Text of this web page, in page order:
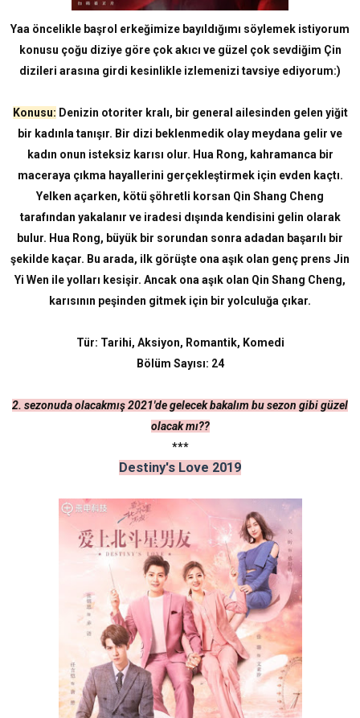
Yaa öncelikle başrol erkeğimize bayıldığımı söylemek istiyorum
konusu çoğu diziye göre çok akıcı ve güzel çok sevdiğim Çin
dizileri arasına girdi kesinlikle izlemenizi tavsiye ediyorum:)
Konusu: Denizin otoriter kralı, bir general ailesinden gelen yiğit
bir kadınla tanışır. Bir dizi beklenmedik olay meydana gelir ve
kadın onun isteksiz karısı olur. Hua Rong, kahramanca bir
maceraya çıkma hayallerini gerçekleştirmek için evden kaçtı.
Yelken açarken, kötü şöhretli korsan Qin Shang Cheng
tarafından yakalanır ve iradesi dışında kendisini gelin olarak
bulur. Hua Rong, büyük bir sorundan sonra adadan başarılı bir
şekilde kaçar. Bu arada, ilk görüşte ona aşık olan genç prens Jin
Yi Wen ile yolları kesişir. Ancak ona aşık olan Qin Shang Cheng,
karısının peşinden gitmek için bir yolculuğa çıkar.
Tür: Tarihi, Aksiyon, Romantik, Komedi
Bölüm Sayısı: 24
2. sezonuda olacakmış 2021'de gelecek bakalım bu sezon gibi güzel
olacak mı??
***
Destiny's Love 2019